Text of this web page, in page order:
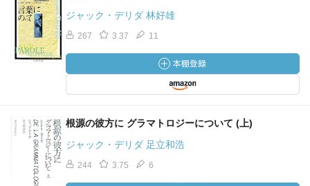
ジャック・デリダ 林好雄
267 3.37 11
根源の彼方に グラマトロジーについて (上)
ジャック・デリダ 足立和浩
244 3.75 6